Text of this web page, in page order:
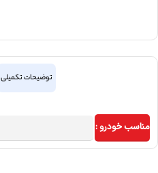
توضیحات تکمیلی
مناسب خودرو :